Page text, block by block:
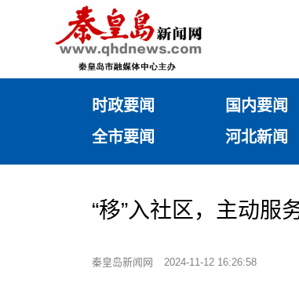
时政要闻 国内要闻
全市要闻
河北新闻
“移”入社区，主动服
秦皇岛新闻网 2024-11-12 16:26:58